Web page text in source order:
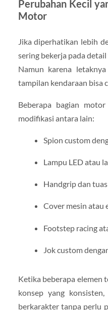
Perubahan Kecil
Motor
Jika diperhatikan lebih
sering bekerja pada
Namun karena
tampilan kendaraan bisa
Beberapa bagian
modifikasi antara lain:
Spion custom
Lampu LED atau
Handgrip dan
Cover mesin atau
Footstep racing
Jok custom
Ketika beberapa elemen
konsep yang
berkarakter tanpa perlu